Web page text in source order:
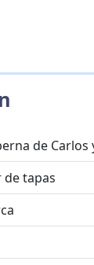
de Carlos
de tapas